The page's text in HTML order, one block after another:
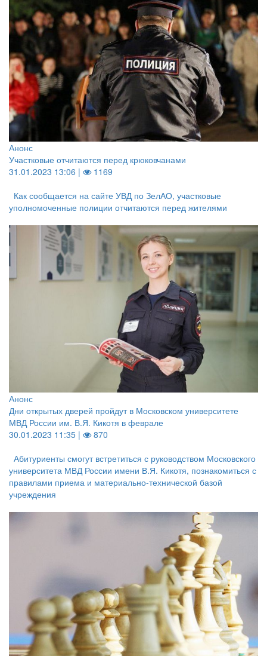
Анонс
Участковые отчитаются перед крюковчанами
31.01.2023 13:06 |
1169
Как сообщается на сайте УВД по ЗелАО, участковые
уполномоченные полиции отчитаются перед жителями
Анонс
Дни открытых дверей пройдут в Московском университете
МВД России им. В.Я. Кикотя в феврале
30.01.2023 11:35 |
870
Абитуриенты смогут встретиться с руководством Московского
университета МВД России имени В.Я. Кикотя, познакомиться с
правилами приема и материально-технической базой
учреждения